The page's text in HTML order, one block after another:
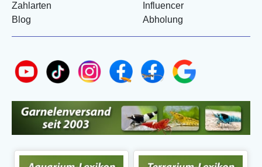
Zahlarten
Blog
Influencer
Abholung